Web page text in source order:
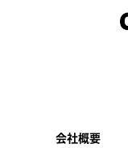
会社概要